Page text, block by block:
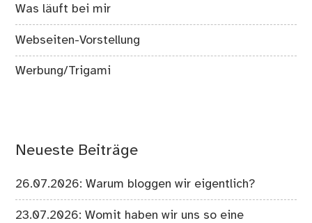
Was läuft bei mir
Webseiten-Vorstellung
Werbung/Trigami
Neueste Beiträge
26.07.2026: Warum bloggen wir eigentlich?
23.07.2026: Womit haben wir uns so eine